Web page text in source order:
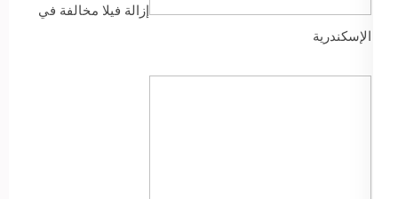
إزالة فيلا مخالفة في
الإسكندرية